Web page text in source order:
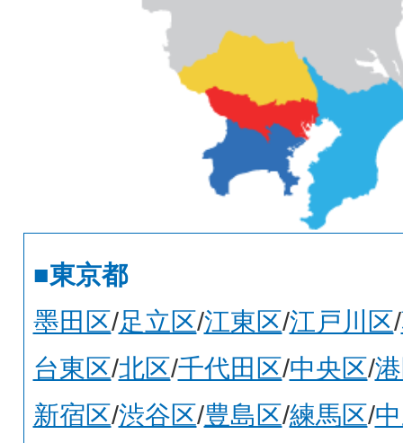
■東京都
墨田区/足立区/江東区/江戸川区/
台東区/北区/千代田区/中央区/
新宿区/渋谷区/豊島区/練馬区/